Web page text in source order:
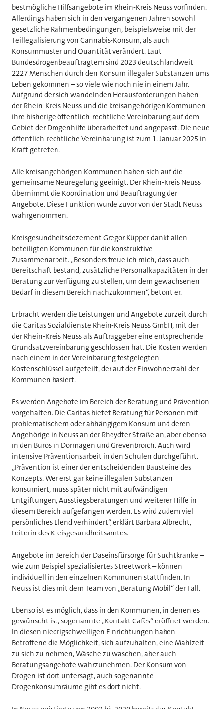
bestmögliche Hilfsangebote im Rhein-Kreis Neuss vorfinden.
Allerdings haben sich in den vergangenen Jahren sowohl
gesetzliche Rahmenbedingungen, beispielsweise mit der
Teillegalisierung von Cannabis-Konsum, als auch
Konsummuster und Quantität verändert. Laut
Bundesdrogenbeauftragtem sind 2023 deutschlandweit
2227 Menschen durch den Konsum illegaler Substanzen ums
Leben gekommen – so viele wie noch nie in einem Jahr.
Aufgrund der sich wandelnden Herausforderungen haben
der Rhein-Kreis Neuss und die kreisangehörigen Kommunen
ihre bisherige öffentlich-rechtliche Vereinbarung auf dem
Gebiet der Drogenhilfe überarbeitet und angepasst. Die neue
öffentlich-rechtliche Vereinbarung ist zum 1. Januar 2025 in
Kraft getreten.
Alle kreisangehörigen Kommunen haben sich auf die
gemeinsame Neuregelung geeinigt. Der Rhein-Kreis Neuss
übernimmt die Koordination und Beauftragung der
Angebote. Diese Funktion wurde zuvor von der Stadt Neuss
wahrgenommen.
Kreisgesundheitsdezernent Gregor Küpper dankt allen
beteiligten Kommunen für die konstruktive
Zusammenarbeit. „Besonders freue ich mich, dass auch
Bereitschaft bestand, zusätzliche Personalkapazitäten in der
Beratung zur Verfügung zu stellen, um dem gewachsenen
Bedarf in diesem Bereich nachzukommen“, betont er.
Erbracht werden die Leistungen und Angebote zurzeit durch
die Caritas Sozialdienste Rhein-Kreis Neuss GmbH, mit der
der Rhein-Kreis Neuss als Auftraggeber eine entsprechende
Grundsatzvereinbarung geschlossen hat. Die Kosten werden
nach einem in der Vereinbarung festgelegten
Kostenschlüssel aufgeteilt, der auf der Einwohnerzahl der
Kommunen basiert.
Es werden Angebote im Bereich der Beratung und Prävention
vorgehalten. Die Caritas bietet Beratung für Personen mit
problematischem oder abhängigem Konsum und deren
Angehörige in Neuss an der Rheydter Straße an, aber ebenso
in den Büros in Dormagen und Grevenbroich. Auch wird
intensive Präventionsarbeit in den Schulen durchgeführt.
„Prävention ist einer der entscheidenden Bausteine des
Konzepts. Wer erst gar keine illegalen Substanzen
konsumiert, muss später nicht mit aufwändigen
Entgiftungen, Ausstiegsberatungen und weiterer Hilfe in
diesem Bereich aufgefangen werden. Es wird zudem viel
persönliches Elend verhindert“, erklärt Barbara Albrecht,
Leiterin des Kreisgesundheitsamtes.
Angebote im Bereich der Daseinsfürsorge für Suchtkranke –
wie zum Beispiel spezialisiertes Streetwork – können
individuell in den einzelnen Kommunen stattfinden. In
Neuss ist dies mit dem Team von „Beratung Mobil“ der Fall.
Ebenso ist es möglich, dass in den Kommunen, in denen es
gewünscht ist, sogenannte „Kontakt Cafès“ eröffnet werden.
In diesen niedrigschwelligen Einrichtungen haben
Betroffene die Möglichkeit, sich aufzuhalten, eine Mahlzeit
zu sich zu nehmen, Wäsche zu waschen, aber auch
Beratungsangebote wahrzunehmen. Der Konsum von
Drogen ist dort untersagt, auch sogenannte
Drogenkonsumräume gibt es dort nicht.